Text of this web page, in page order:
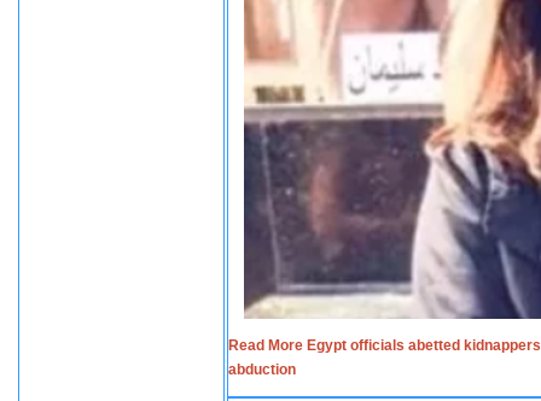
Read More Egypt officials abetted
abduction